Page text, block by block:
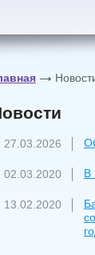
27.03.2026
02.03.2020 В
13.02.2020